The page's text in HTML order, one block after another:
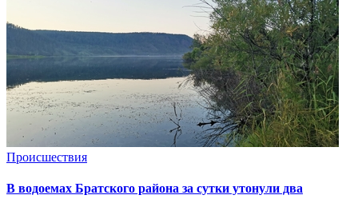
Происшествия
В водоемах Братского района за сутки утонули два